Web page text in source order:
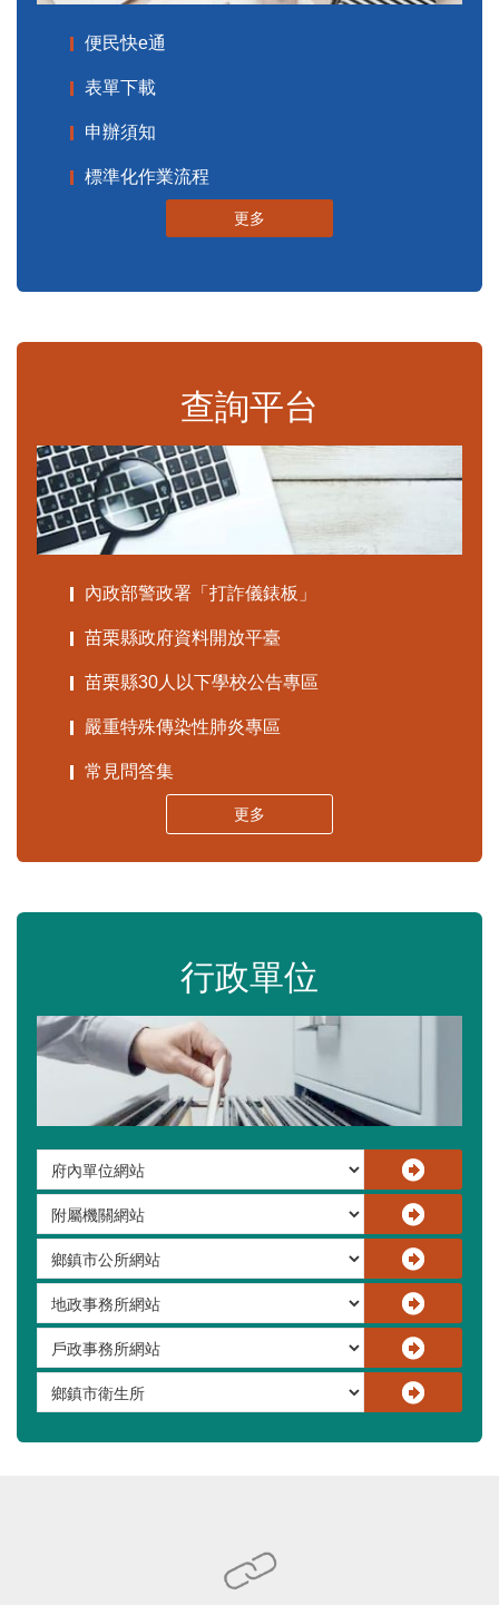
便民快e通
表單下載
申辦須知
標準化作業流程
更多
查詢平台
內政部警政署「打詐儀錶板」
苗栗縣政府資料開放平臺
苗栗縣30人以下學校公告專區
嚴重特殊傳染性肺炎專區
常見問答集
更多
行政單位